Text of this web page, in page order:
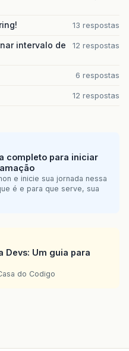
13 respostas
intervalo de
12 respostas
6 respostas
12 respostas
completo para iniciar
e inicie sua jornada nessa
é e para que serve, sua
Devs: Um guia para
do Codigo